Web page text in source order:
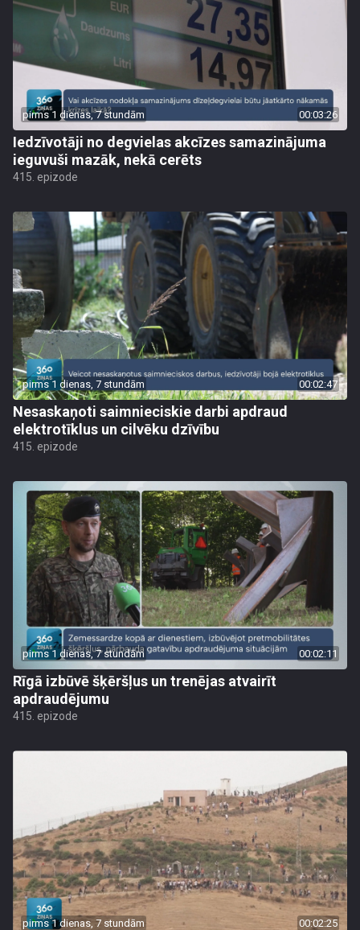
pirms 1 dienas, 7 stundām 00:03:26
Iedzīvotāji no degvielas akcīzes samazinājuma
ieguvuši mazāk, nekā cerēts
415. epizode
pirms 1 dienas, 7 stundām 00:02:47
Nesaskaņoti saimnieciskie darbi apdraud
elektrotīklus un cilvēku dzīvību
415. epizode
pirms 1 dienas, 7 stundām 00:02:11
Rīgā izbūvē šķēršļus un trenējas atvairīt
apdraudējumu
415. epizode
pirms 1 dienas, 7 stundām 00:02:25